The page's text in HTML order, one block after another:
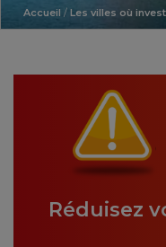
Accueil / Les villes où
Réduisez